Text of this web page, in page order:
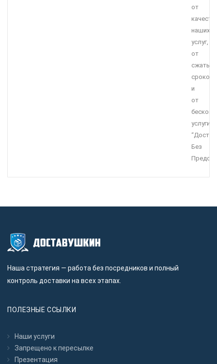
от
наших
услуг,
от
сжатых
сроков
и
от
услуги
Без
Наша стратегия — работа без посредников и полный
контроль доставки на всех этапах.
ПОЛЕЗНЫЕ ССЫЛКИ
Наши услуги
Запрещено к пересылкe
Презентация